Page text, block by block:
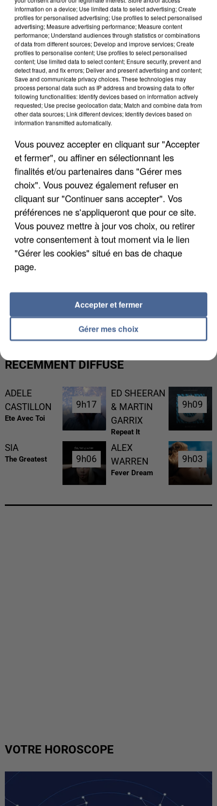
APRÈS TOUTES CES CANICULES, LES REFUGES
DE FAUNE SAUVAGE SONT...
L’UN DES FONDATEURS SUPPOSÉS DE LA DZ
MAFIA INTERPELLÉ EN ALGÉRIE
RÉCEMMENT DIFFUSÉ
ADELE
CASTILLON
Ete Avec Toi
9h17
9h17
ED SHEERAN
& MARTIN
GARRIX
Repeat It
9h09
9h09
SIA
The Greatest 9h06
9h06
ALEX
WARREN
Fever Dream
9h03
9h03
VOTRE HOROSCOPE
information on a device; Use limited data to select advertising; Create
profiles for personalised advertising; Use profiles to select personalised
advertising; Measure advertising performance; Measure content
performance; Understand audiences through statistics or combinations
of data from different sources; Develop and improve services; Create
profiles to personalise content; Use profiles to select personalised
content; Use limited data to select content; Ensure security, prevent and
detect fraud, and fix errors; Deliver and present advertising and content;
Save and communicate privacy choices. These technologies may
process personal data such as IP address and browsing data to offer
following functionalities: Identify devices based on information actively
requested; Use precise geolocation data; Match and combine data from
other data sources; Link different devices; Identify devices based on
information transmitted automatically.
Vous pouvez accepter en cliquant sur "Accepter
et fermer", ou affiner en sélectionnant les
finalités et/ou partenaires dans "Gérer mes
choix". Vous pouvez également refuser en
cliquant sur "Continuer sans accepter". Vos
préférences ne s'appliqueront que pour ce site.
Vous pouvez mettre à jour vos choix, ou retirer
votre consentement à tout moment via le lien
"Gérer les cookies" situé en bas de chaque
page.
Gérer mes choix
Accepter et fermer